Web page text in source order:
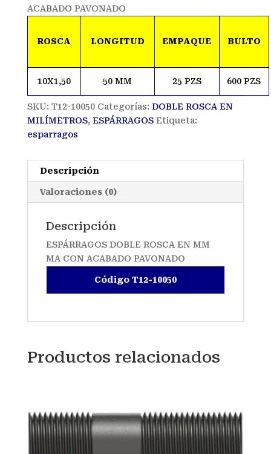
ACABADO PAVONADO
ROSCA LONGITUD EMPAQUE BULTO
10X1,50 50 MM 25 PZS 600 PZS
SKU: T12-10050 Categorías: DOBLE ROSCA EN
MILÍMETROS, ESPÁRRAGOS Etiqueta:
esparragos
Descripción
Valoraciones (0)
Descripción
ESPÁRRAGOS DOBLE ROSCA EN MM
MA CON ACABADO PAVONADO
Código T12-10050
Productos relacionados